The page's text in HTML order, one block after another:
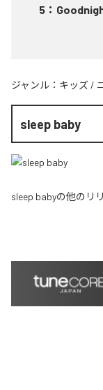
5 ：
ジャンル： キッズ /
sleep baby
sleep babyの他のリ